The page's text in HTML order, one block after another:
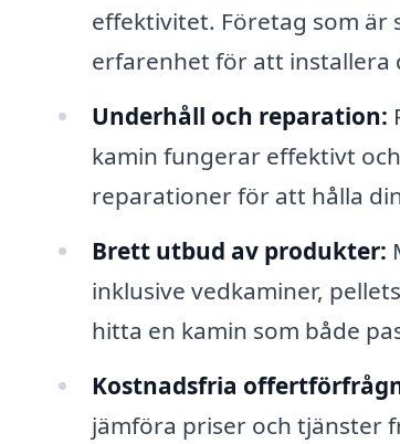
effektivitet. Företag som är
erfarenhet för att installera
Underhåll och reparation:
kamin fungerar effektivt
reparationer för att hålla
Brett utbud av produkter:
inklusive vedkaminer,
hitta en kamin som både
Kostnadsfria
jämföra priser och tjänster